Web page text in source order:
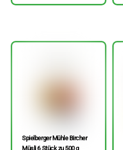
Spielberger Mühle Bircher
Müsli 6 Stück zu 500 g